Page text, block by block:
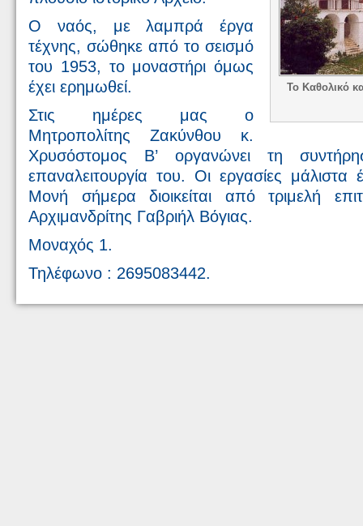
Το Καθολικό
Ο ναός, με λαμπρά έργα
τέχνης, σώθηκε από το σεισμό
του 1953, το μοναστήρι όμως
έχει ερημωθεί.
Στις ημέρες μας ο
Μητροπολίτης Ζακύνθου κ.
Χρυσόστομος Β’ οργανώνει τη
επαναλειτουργία του. Οι εργασίες μάλιστα
Μονή σήμερα διοικείται από τριμελή
Αρχιμανδρίτης Γαβριήλ Βόγιας.
Μοναχός 1.
Τηλέφωνο : 2695083442.